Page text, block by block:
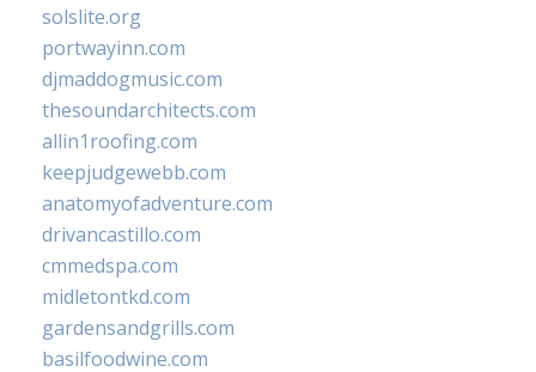
solslite.org
portwayinn.com
djmaddogmusic.com
thesoundarchitects.com
allin1roofing.com
keepjudgewebb.com
anatomyofadventure.com
drivancastillo.com
cmmedspa.com
midletontkd.com
gardensandgrills.com
basilfoodwine.com